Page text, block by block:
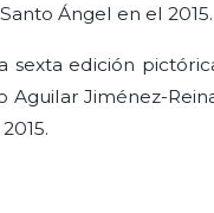
Ángel en el 2015.
sexta edición
Aguilar Jiménez-